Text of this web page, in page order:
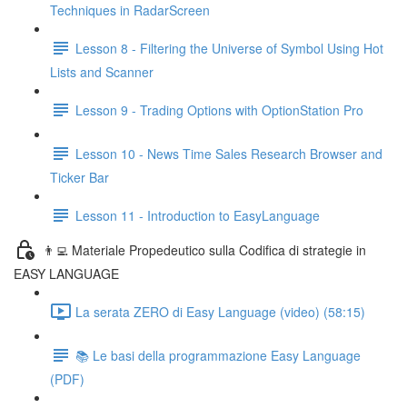
Techniques in RadarScreen
Lesson 8 - Filtering the Universe of Symbol Using Hot
Lists and Scanner
Lesson 9 - Trading Options with OptionStation Pro
Lesson 10 - News Time Sales Research Browser and
Ticker Bar
Lesson 11 - Introduction to EasyLanguage
👨‍💻 Materiale Propedeutico sulla Codifica di strategie in
EASY LANGUAGE
La serata ZERO di Easy Language (video) (58:15)
📚 Le basi della programmazione Easy Language
(PDF)